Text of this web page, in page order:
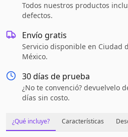
Todos nuestros productos
defectos.
Envío gratis
Servicio disponible en Ciudad
México.
30 días de prueba
¿No te convenció? devuelvelo
días sin costo.
¿Qué incluye? Características